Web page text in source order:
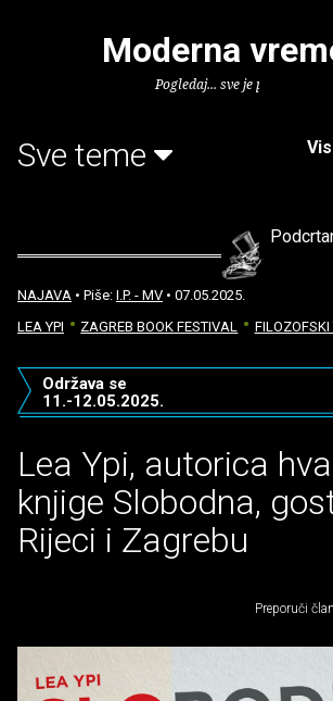
Moderna
Pogledaj... sve je puno knjiga.
Sve teme
NAJAVA • Piše: I.P. - MV • 07.05.2025.
LEA YPI
ZAGREB BOOK FESTIVAL FILOZOFSKI
Lea Ypi, autorica
knjige Slobodna,
Rijeci i Zagrebu
Održava se
11.-12.05.2025.
Preporuči